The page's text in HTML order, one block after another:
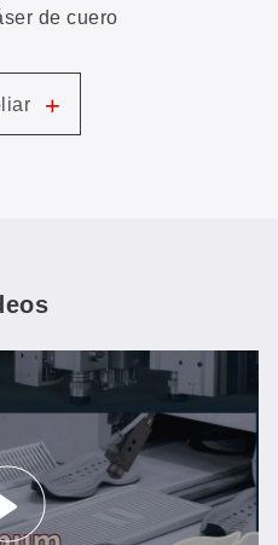
de cuero
+